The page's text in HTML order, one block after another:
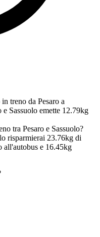
treno da Pesaro a
Sassuolo emette 12.79kg
tra Pesaro e Sassuolo?
risparmierai 23.76kg di
all'autobus e 16.45kg